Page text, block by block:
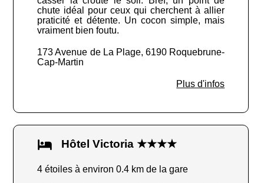
chute idéal pour ceux qui cherchent à allier
praticité et détente. Un cocon simple, mais
vraiment bien foutu.
173 Avenue de La Plage, 6190 Roquebrune-
Cap-Martin
Plus d'infos
Hôtel Victoria ★★★★
4 étoiles à environ 0.4 km de la gare